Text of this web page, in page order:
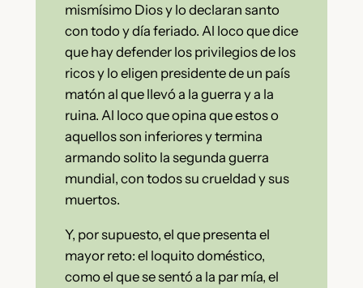
mismísimo Dios y lo declaran santo
con todo y día feriado. Al loco que dice
que hay defender los privilegios de los
ricos y lo eligen presidente de un país
matón al que llevó a la guerra y a la
ruina. Al loco que opina que estos o
aquellos son inferiores y termina
armando solito la segunda guerra
mundial, con todos su crueldad y sus
muertos.
Y, por supuesto, el que presenta el
mayor reto: el loquito doméstico,
como el que se sentó a la par mía, el